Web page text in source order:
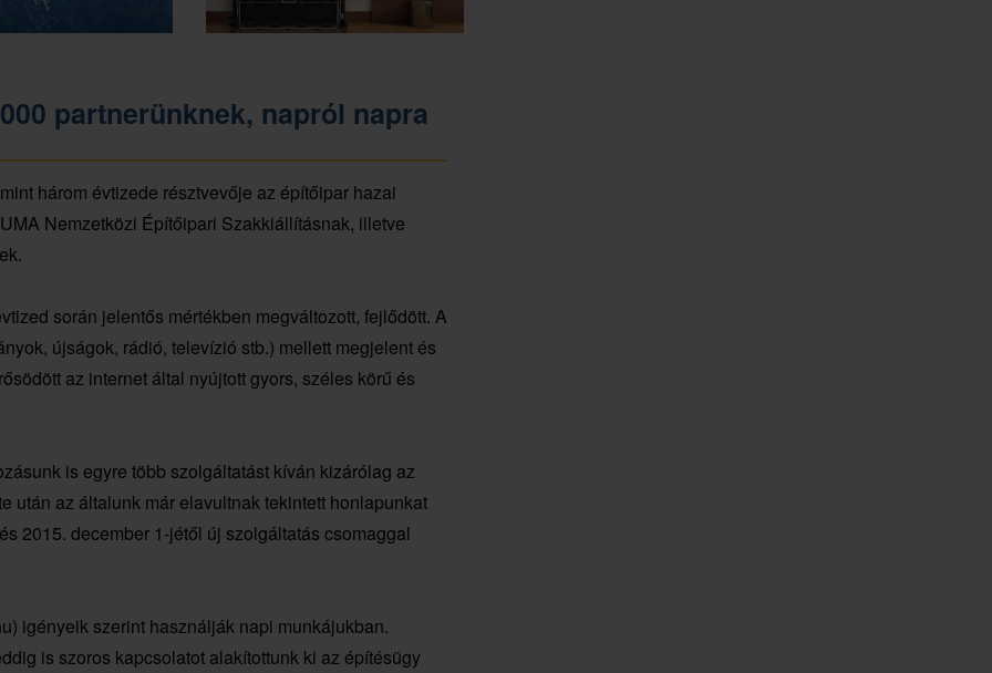
partnerünknek, napról napra
három évtizede résztvevője az építőipar hazai
Nemzetközi Építőipari Szakkiállításnak, illetve
során jelentős mértékben megváltozott, fejlődött. A
újságok, rádió, televízió stb.) mellett megjelent és
az internet által nyújtott gyors, széles körű és
is egyre több szolgáltatást kíván kizárólag az
után az általunk már elavultnak tekintett honlapunkat
2015. december 1-jétől új szolgáltatás csomaggal
igényeik szerint használják napi munkájukban.
is szoros kapcsolatot alakítottunk ki az építésügy